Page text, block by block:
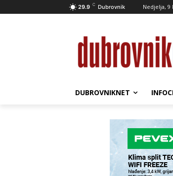
29.9 C Dubrovnik Nedjelja, 9
DUBROVNIKNET